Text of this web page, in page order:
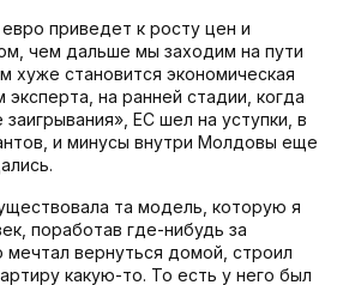
приведет к росту цен и
чем дальше мы заходим на пути
хуже становится экономическая
эксперта, на ранней стадии, когда
ЕС шел на уступки, в
и минусы внутри Молдовы еще
та модель, которую я
поработав где-нибудь за
мечтал вернуться домой, строил
какую-то. То есть у него был